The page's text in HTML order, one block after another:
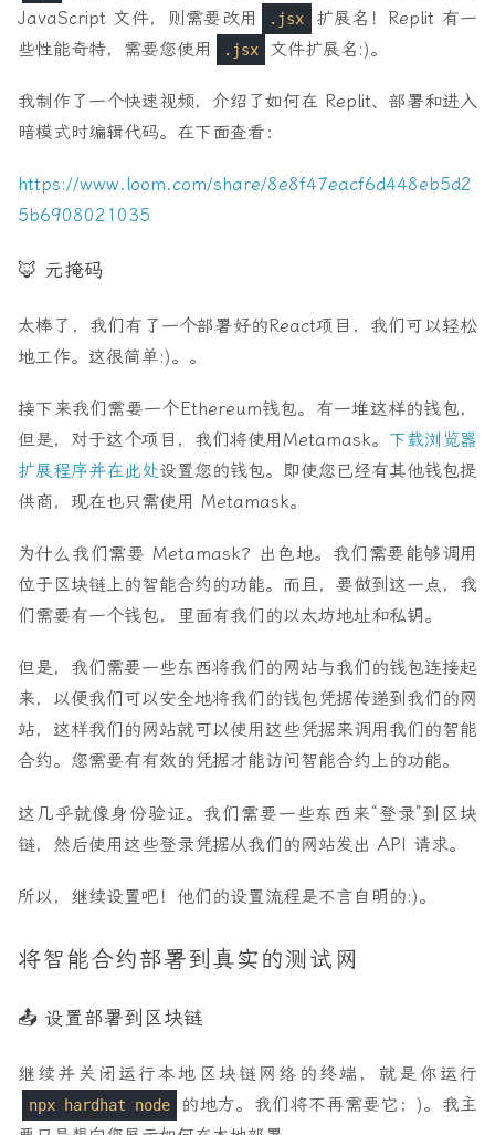
JavaScript 文件，则需要改用
.jsx
扩展名！Replit 有一
些性能奇特，需要您使用
.jsx 文件扩展名:)。
我制作了一个快速视频，介绍了如何在 Replit、部署和进入
暗模式时编辑代码。在下面查看：
https://www.loom.com/share/8e8f47eacf6d448eb5d2
5b6908021035
🦊 元掩码
太棒了，我们有了一个部署好的React项目，我们可以轻松
地工作。这很简单:)。。
接下来我们需要一个Ethereum钱包。有一堆这样的钱包，
但是，对于这个项目，我们将使用Metamask。 下载浏览器
扩展程序并在此处设置您的钱包。即使您已经有其他钱包提
供商，现在也只需使用 Metamask。
为什么我们需要 Metamask？出色地。我们需要能够调用
位于区块链上的智能合约的功能。而且，要做到这一点，我
们需要有一个钱包，里面有我们的以太坊地址和私钥。
但是，我们需要一些东西将我们的网站与我们的钱包连接起
来，以便我们可以安全地将我们的钱包凭据传递到我们的网
站，这样我们的网站就可以使用这些凭据来调用我们的智能
合约。您需要有有效的凭据才能访问智能合约上的功能。
这几乎就像身份验证。我们需要一些东西来“登录”到区块
链，然后使用这些登录凭据从我们的网站发出 API 请求。
所以，继续设置吧！他们的设置流程是不言自明的:)。
将智能合约部署到真实的测试网
📤 设置部署到区块链
继续并关闭运行本地区块链网络的终端，就是你运行
npx hardhat node
的地方。我们将不再需要它；)。我主